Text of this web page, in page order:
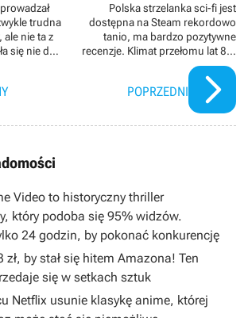
trudna
ale nie ta z
się nie do
Paula
Polska strzelanka sci-fi jest
dostępna na Steam rekordowo
tanio, ma bardzo pozytywne
recenzje. Klimat przełomu lat 80.
i 90. aż wylewa się z RoboCop:
Rogue City
POPRZEDNI
Video to historyczny thriller
który podoba się 95% widzów.
24 godzin, by pokonać konkurencję
zł, by stał się hitem Amazona! Ten
się w setkach sztuk
Netflix usunie klasykę anime, której